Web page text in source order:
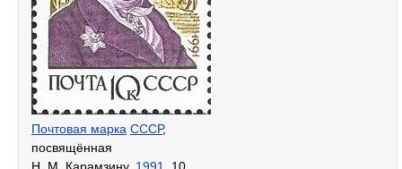
Почтовая марка СССР,
посвящённая